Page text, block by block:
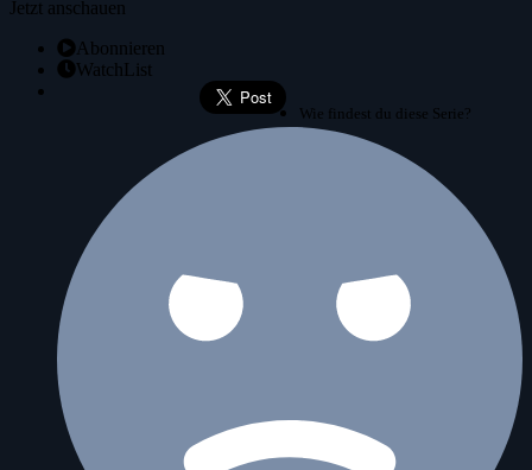
Jetzt anschauen
Abonnieren
WatchList
Wie findest du diese Serie?